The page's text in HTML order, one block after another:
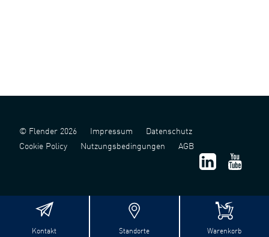
Kontakt Standorte Warenkorb
© Flender 2026 Impressum
Datenschutz
Cookie Policy
Nutzungsbedingungen AGB